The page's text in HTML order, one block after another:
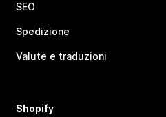
SEO
Spedizione
Valute e traduzioni
Shopify